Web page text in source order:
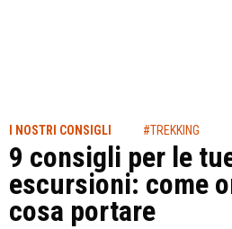
I NOSTRI CONSIGLI #TREKKING
9 consigli per le
escursioni: come
cosa portare